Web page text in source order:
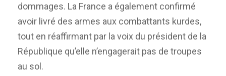
dommages. La France a également confirmé
avoir livré des armes aux combattants kurdes,
tout en réaffirmant par la voix du président de la
République qu’elle n’engagerait pas de troupes
au sol.